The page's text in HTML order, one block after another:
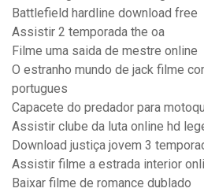
Battlefield hardline download free
Assistir 2 temporada the oa
Filme uma saida de mestre online
O estranho mundo de jack filme
portugues
Capacete do predador para
Assistir clube da luta online hd
Download justiça jovem 3
Assistir filme a estrada interior
Baixar filme de romance dublado